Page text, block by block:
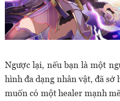
Ngược lại, nếu bạn là một
hình đa dạng nhân vật, đã sở
muốn có một healer mạnh